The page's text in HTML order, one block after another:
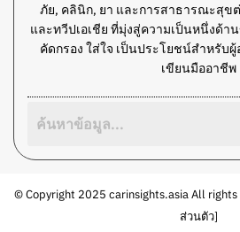
ภัย, คลินิก, ยา และการสาธารณะสุข
และทวีปเอเชีย ที่มุ่งสู่ความเป็นหนึ่งด้
คัดกรอง ใส่ใจ เป็นประโยชน์สำหรับ
เขียนมืออาชีพ
© Copyright 2025 carinsights.asia All rights
ส่วนตัว]